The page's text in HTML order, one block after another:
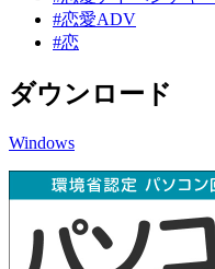
#恋愛ADV
#恋
ダウンロード
Windows